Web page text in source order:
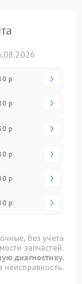
р
р
р
р
р
р
без учета
запчастей.
диагностику.